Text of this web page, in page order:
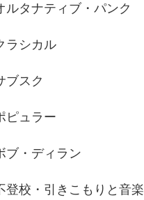
ルタナティブ・パンク
ラシカル
ブスク
ピュラー
ブ・ディラン
登校・引きこもりと音楽